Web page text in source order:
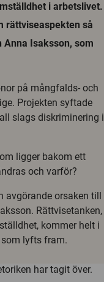
i arbetslivet.
rättviseaspekten så
Isaksson, som
på mångfalds- och
Projekten syftade
slags diskriminering i
ligger bakom ett
och varför?
orsaken till
Rättvisetanken,
kommer helt i
lyfts fram.
har tagit över.